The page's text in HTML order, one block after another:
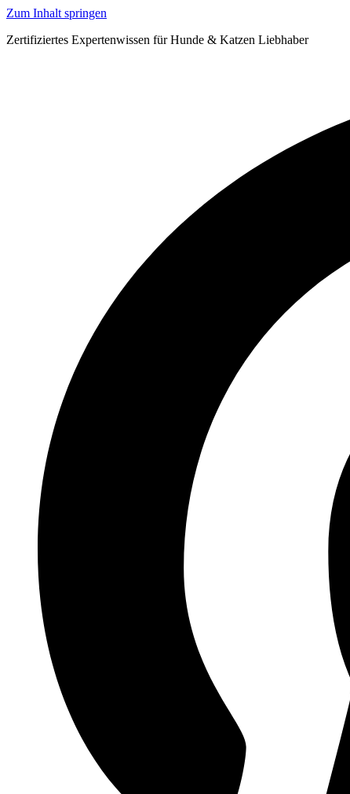
Zum Inhalt springen
Zertifiziertes Expertenwissen für Hunde & Katzen Liebhaber